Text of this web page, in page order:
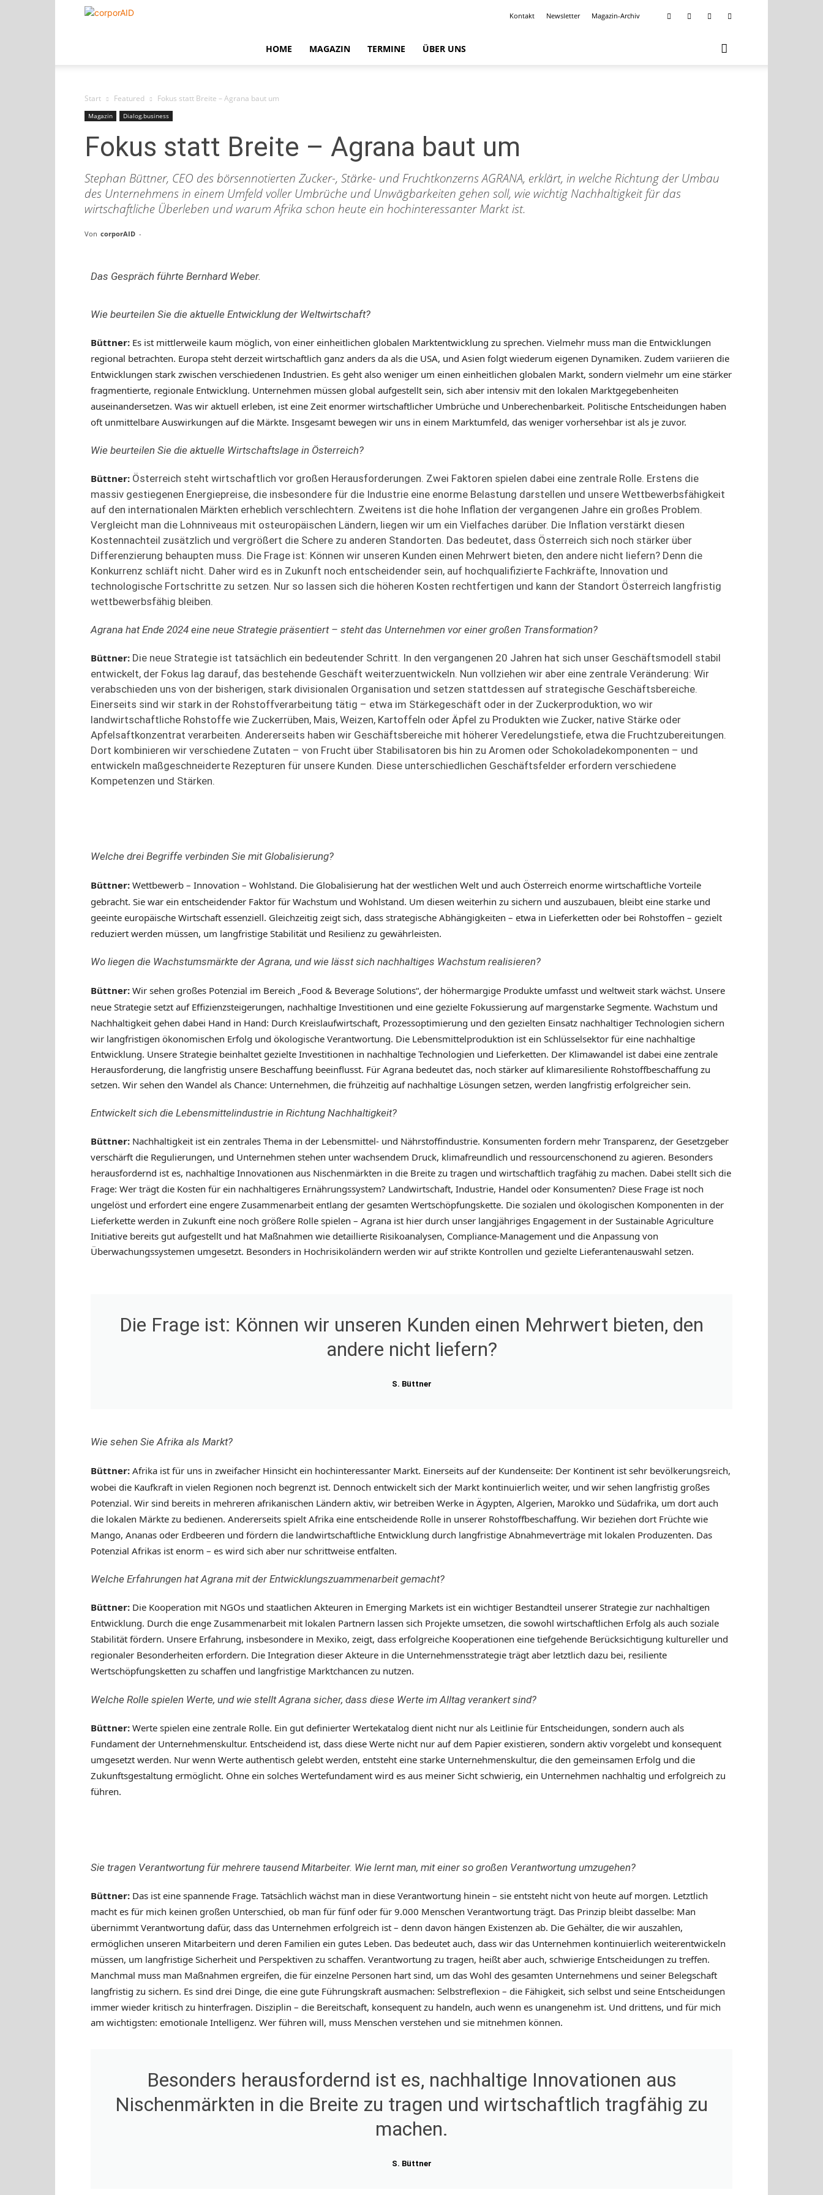
corporAID
Kontakt Newsletter Magazin-Archiv
HOME MAGAZIN TERMINE ÜBER UNS
Start Featured Fokus statt Breite – Agrana baut um
Magazin Dialog.business
Fokus statt Breite – Agrana baut um
Stephan Büttner, CEO des börsennotierten Zucker-, Stärke- und Fruchtkonzerns AGRANA, erklärt, in welche Richtung der Umbau
des Unternehmens in einem Umfeld voller Umbrüche und Unwägbarkeiten gehen soll, wie wichtig Nachhaltigkeit für das
wirtschaftliche Überleben und warum Afrika schon heute ein hochinteressanter Markt ist.
Von corporAID -
Das Gespräch führte Bernhard Weber.
Wie beurteilen Sie die aktuelle Entwicklung der Weltwirtschaft?
Büttner: Es ist mittlerweile kaum möglich, von einer einheitlichen globalen Marktentwicklung zu sprechen. Vielmehr muss man die Entwicklungen
regional betrachten. Europa steht derzeit wirtschaftlich ganz anders da als die USA, und Asien folgt wiederum eigenen Dynamiken. Zudem variieren die
Entwicklungen stark zwischen verschiedenen Industrien. Es geht also weniger um einen einheitlichen globalen Markt, sondern vielmehr um eine stärker
fragmentierte, regionale Entwicklung. Unternehmen müssen global aufgestellt sein, sich aber intensiv mit den lokalen Marktgegebenheiten
auseinandersetzen. Was wir aktuell erleben, ist eine Zeit enormer wirtschaftlicher Umbrüche und Unberechenbarkeit. Politische Entscheidungen haben
oft unmittelbare Auswirkungen auf die Märkte. Insgesamt bewegen wir uns in einem Marktumfeld, das weniger vorhersehbar ist als je zuvor.
Wie beurteilen Sie die aktuelle Wirtschaftslage in Österreich?
Büttner: Österreich steht wirtschaftlich vor großen Herausforderungen. Zwei Faktoren spielen dabei eine zentrale Rolle. Erstens die
massiv gestiegenen Energiepreise, die insbesondere für die Industrie eine enorme Belastung darstellen und unsere Wettbewerbsfähigkeit
auf den internationalen Märkten erheblich verschlechtern. Zweitens ist die hohe Inflation der vergangenen Jahre ein großes Problem.
Vergleicht man die Lohnniveaus mit osteuropäischen Ländern, liegen wir um ein Vielfaches darüber. Die Inflation verstärkt diesen
Kostennachteil zusätzlich und vergrößert die Schere zu anderen Standorten. Das bedeutet, dass Österreich sich noch stärker über
Differenzierung behaupten muss. Die Frage ist: Können wir unseren Kunden einen Mehrwert bieten, den andere nicht liefern? Denn die
Konkurrenz schläft nicht. Daher wird es in Zukunft noch entscheidender sein, auf hochqualifizierte Fachkräfte, Innovation und
technologische Fortschritte zu setzen. Nur so lassen sich die höheren Kosten rechtfertigen und kann der Standort Österreich langfristig
wettbewerbsfähig bleiben.
Agrana hat Ende 2024 eine neue Strategie präsentiert – steht das Unternehmen vor einer großen Transformation?
Büttner: Die neue Strategie ist tatsächlich ein bedeutender Schritt. In den vergangenen 20 Jahren hat sich unser Geschäftsmodell stabil
entwickelt, der Fokus lag darauf, das bestehende Geschäft weiterzuentwickeln. Nun vollziehen wir aber eine zentrale Veränderung: Wir
verabschieden uns von der bisherigen, stark divisionalen Organisation und setzen stattdessen auf strategische Geschäftsbereiche.
Einerseits sind wir stark in der Rohstoffverarbeitung tätig – etwa im Stärkegeschäft oder in der Zuckerproduktion, wo wir
landwirtschaftliche Rohstoffe wie Zuckerrüben, Mais, Weizen, Kartoffeln oder Äpfel zu Produkten wie Zucker, native Stärke oder
Apfelsaftkonzentrat verarbeiten. Andererseits haben wir Geschäftsbereiche mit höherer Veredelungstiefe, etwa die Fruchtzubereitungen.
Dort kombinieren wir verschiedene Zutaten – von Frucht über Stabilisatoren bis hin zu Aromen oder Schokoladekomponenten – und
entwickeln maßgeschneiderte Rezepturen für unsere Kunden. Diese unterschiedlichen Geschäftsfelder erfordern verschiedene
Kompetenzen und Stärken.
Welche drei Begriffe verbinden Sie mit Globalisierung?
Büttner: Wettbewerb – Innovation – Wohlstand. Die Globalisierung hat der westlichen Welt und auch Österreich enorme wirtschaftliche Vorteile
gebracht. Sie war ein entscheidender Faktor für Wachstum und Wohlstand. Um diesen weiterhin zu sichern und auszubauen, bleibt eine starke und
geeinte europäische Wirtschaft essenziell. Gleichzeitig zeigt sich, dass strategische Abhängigkeiten – etwa in Lieferketten oder bei Rohstoffen – gezielt
reduziert werden müssen, um langfristige Stabilität und Resilienz zu gewährleisten.
Wo liegen die Wachstumsmärkte der Agrana, und wie lässt sich nachhaltiges Wachstum realisieren?
Büttner: Wir sehen großes Potenzial im Bereich „Food & Beverage Solutions“, der höhermargige Produkte umfasst und weltweit stark wächst. Unsere
neue Strategie setzt auf Effizienzsteigerungen, nachhaltige Investitionen und eine gezielte Fokussierung auf margenstarke Segmente. Wachstum und
Nachhaltigkeit gehen dabei Hand in Hand: Durch Kreislaufwirtschaft, Prozessoptimierung und den gezielten Einsatz nachhaltiger Technologien sichern
wir langfristigen ökonomischen Erfolg und ökologische Verantwortung. Die Lebensmittelproduktion ist ein Schlüsselsektor für eine nachhaltige
Entwicklung. Unsere Strategie beinhaltet gezielte Investitionen in nachhaltige Technologien und Lieferketten. Der Klimawandel ist dabei eine zentrale
Herausforderung, die langfristig unsere Beschaffung beeinflusst. Für Agrana bedeutet das, noch stärker auf klimaresiliente Rohstoffbeschaffung zu
setzen. Wir sehen den Wandel als Chance: Unternehmen, die frühzeitig auf nachhaltige Lösungen setzen, werden langfristig erfolgreicher sein.
Entwickelt sich die Lebensmittelindustrie in Richtung Nachhaltigkeit?
Büttner: Nachhaltigkeit ist ein zentrales Thema in der Lebensmittel- und Nährstoffindustrie. Konsumenten fordern mehr Transparenz, der Gesetzgeber
verschärft die Regulierungen, und Unternehmen stehen unter wachsendem Druck, klimafreundlich und ressourcenschonend zu agieren. Besonders
herausfordernd ist es, nachhaltige Innovationen aus Nischenmärkten in die Breite zu tragen und wirtschaftlich tragfähig zu machen. Dabei stellt sich die
Frage: Wer trägt die Kosten für ein nachhaltigeres Ernährungssystem? Landwirtschaft, Industrie, Handel oder Konsumenten? Diese Frage ist noch
ungelöst und erfordert eine engere Zusammenarbeit entlang der gesamten Wertschöpfungskette. Die sozialen und ökologischen Komponenten in der
Lieferkette werden in Zukunft eine noch größere Rolle spielen – Agrana ist hier durch unser langjähriges Engagement in der Sustainable Agriculture
Initiative bereits gut aufgestellt und hat Maßnahmen wie detaillierte Risikoanalysen, Compliance-Management und die Anpassung von
Überwachungssystemen umgesetzt. Besonders in Hochrisikoländern werden wir auf strikte Kontrollen und gezielte Lieferantenauswahl setzen.
Die Frage ist: Können wir unseren Kunden einen Mehrwert bieten, den
andere nicht liefern?
S. Büttner
Wie sehen Sie Afrika als Markt?
Büttner: Afrika ist für uns in zweifacher Hinsicht ein hochinteressanter Markt. Einerseits auf der Kundenseite: Der Kontinent ist sehr bevölkerungsreich,
wobei die Kaufkraft in vielen Regionen noch begrenzt ist. Dennoch entwickelt sich der Markt kontinuierlich weiter, und wir sehen langfristig großes
Potenzial. Wir sind bereits in mehreren afrikanischen Ländern aktiv, wir betreiben Werke in Ägypten, Algerien, Marokko und Südafrika, um dort auch
die lokalen Märkte zu bedienen. Andererseits spielt Afrika eine entscheidende Rolle in unserer Rohstoffbeschaffung. Wir beziehen dort Früchte wie
Mango, Ananas oder Erdbeeren und fördern die landwirtschaftliche Entwicklung durch langfristige Abnahmeverträge mit lokalen Produzenten. Das
Potenzial Afrikas ist enorm – es wird sich aber nur schrittweise entfalten.
Welche Erfahrungen hat Agrana mit der Entwicklungszuammenarbeit gemacht?
Büttner: Die Kooperation mit NGOs und staatlichen Akteuren in Emerging Markets ist ein wichtiger Bestandteil unserer Strategie zur nachhaltigen
Entwicklung. Durch die enge Zusammenarbeit mit lokalen Partnern lassen sich Projekte umsetzen, die sowohl wirtschaftlichen Erfolg als auch soziale
Stabilität fördern. Unsere Erfahrung, insbesondere in Mexiko, zeigt, dass erfolgreiche Kooperationen eine tiefgehende Berücksichtigung kultureller und
regionaler Besonderheiten erfordern. Die Integration dieser Akteure in die Unternehmensstrategie trägt aber letztlich dazu bei, resiliente
Wertschöpfungsketten zu schaffen und langfristige Marktchancen zu nutzen.
Welche Rolle spielen Werte, und wie stellt Agrana sicher, dass diese Werte im Alltag verankert sind?
Büttner: Werte spielen eine zentrale Rolle. Ein gut definierter Wertekatalog dient nicht nur als Leitlinie für Entscheidungen, sondern auch als
Fundament der Unternehmenskultur. Entscheidend ist, dass diese Werte nicht nur auf dem Papier existieren, sondern aktiv vorgelebt und konsequent
umgesetzt werden. Nur wenn Werte authentisch gelebt werden, entsteht eine starke Unternehmenskultur, die den gemeinsamen Erfolg und die
Zukunftsgestaltung ermöglicht. Ohne ein solches Wertefundament wird es aus meiner Sicht schwierig, ein Unternehmen nachhaltig und erfolgreich zu
führen.
Sie tragen Verantwortung für mehrere tausend Mitarbeiter. Wie lernt man, mit einer so großen Verantwortung umzugehen?
Büttner: Das ist eine spannende Frage. Tatsächlich wächst man in diese Verantwortung hinein – sie entsteht nicht von heute auf morgen. Letztlich
macht es für mich keinen großen Unterschied, ob man für fünf oder für 9.000 Menschen Verantwortung trägt. Das Prinzip bleibt dasselbe: Man
übernimmt Verantwortung dafür, dass das Unternehmen erfolgreich ist – denn davon hängen Existenzen ab. Die Gehälter, die wir auszahlen,
ermöglichen unseren Mitarbeitern und deren Familien ein gutes Leben. Das bedeutet auch, dass wir das Unternehmen kontinuierlich weiterentwickeln
müssen, um langfristige Sicherheit und Perspektiven zu schaffen. Verantwortung zu tragen, heißt aber auch, schwierige Entscheidungen zu treffen.
Manchmal muss man Maßnahmen ergreifen, die für einzelne Personen hart sind, um das Wohl des gesamten Unternehmens und seiner Belegschaft
langfristig zu sichern. Es sind drei Dinge, die eine gute Führungskraft ausmachen: Selbstreflexion – die Fähigkeit, sich selbst und seine Entscheidungen
immer wieder kritisch zu hinterfragen. Disziplin – die Bereitschaft, konsequent zu handeln, auch wenn es unangenehm ist. Und drittens, und für mich
am wichtigsten: emotionale Intelligenz. Wer führen will, muss Menschen verstehen und sie mitnehmen können.
Besonders herausfordernd ist es, nachhaltige Innovationen aus
Nischenmärkten in die Breite zu tragen und wirtschaftlich tragfähig zu
machen.
S. Büttner